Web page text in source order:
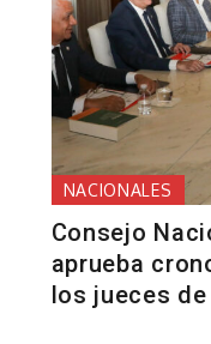
NACIONALES
Consejo
aprueba
los jueces de